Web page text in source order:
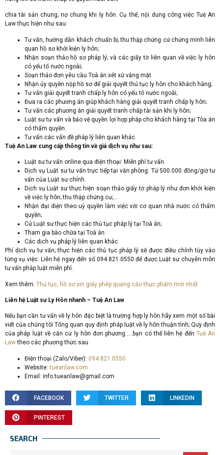
chia tài sản chung; nợ chung khi ly hôn. Cụ thể, nội dung công việc Tuệ An
Law thực hiện như sau:
Tư vấn, hướng dẫn khách chuẩn bị; thu thập chứng cứ chứng minh liên
quan hồ sơ khởi kiện ly hôn;
Nhận soạn thảo hồ sơ pháp lý; và các giấy tờ liên quan về việc ly hôn
có yếu tố nước ngoài;
Soạn thảo đơn yêu cầu Toà án xét xử vắng mặt.
Nhận ủy quyền nộp hồ sơ để giải quyết thủ tục ly hôn cho khách hàng;
Tư vấn giải quyết tranh chấp ly hôn có yếu tố nước ngoài;
Đưa ra các phương án giúp khách hàng giải quyết tranh chấp ly hôn;
Tư vấn các phương án giải quyết tranh chấp tài sản khi ly hôn;
Luật sư tư vấn và bảo vệ quyền lợi hợp pháp cho khách hàng tại Tòa án
có thẩm quyền.
Tư vấn các vấn đề pháp lý liên quan khác.
Tuệ An Law cung cấp thông tin về giá dịch vụ như sau:
Luật sư tư vấn online qua điện thoại: Miễn phí tư vấn.
Dịch vụ Luật sư tư vấn trực tiếp tại văn phòng: Từ 500.000 đồng/giờ tư
vấn của Luật sư chính.
Dịch vụ Luật sư thực hiện soạn thảo giấy tờ pháp lý như đơn khởi kiện
về việc ly hôn; thu thập chứng cư;…
Nhận đại diện theo uỷ quyền làm việc với cơ quan nhà nước có thẩm
quyền;
Cử Luật sư thực hiện các thủ tục pháp lý tại Toà án;
Tham gia bào chữa tại Toà án
Các dịch vụ pháp lý liên quan khác.
Phí dịch vụ tư vấn; thực hiện các thủ tục pháp lý sẽ được điều chỉnh tùy vào
từng vụ việc. Liên hệ ngay đến số 094.821.0550 để được Luật sư chuyên môn
tư vấn pháp luật miễn phí.
Xem thêm: Thủ tục, hồ sơ xin giấy phép quảng cáo thực phẩm mới nhất
Liên hệ Luật sư Ly Hôn nhanh – Tuệ An Law
Nếu bạn cần tư vấn về ly hôn đặc biệt là trường hợp ly hôn hãy xem một số bài
viết của chúng tôi Tổng quan quy định pháp luật về ly hôn thuận tình; Quy định
của pháp luật về căn cứ ly hôn đơn phương…..bạn có thể liên hệ đến Tuệ An
Lawtheo các phương thức sau
Điện thoại (Zalo/Viber): 094.821.0550
Website: tueanlaw.com
Email: info.tueanlaw@gmail.com
FACEBOOK TWITTER LINKEDIN
PINTEREST
SEARCH